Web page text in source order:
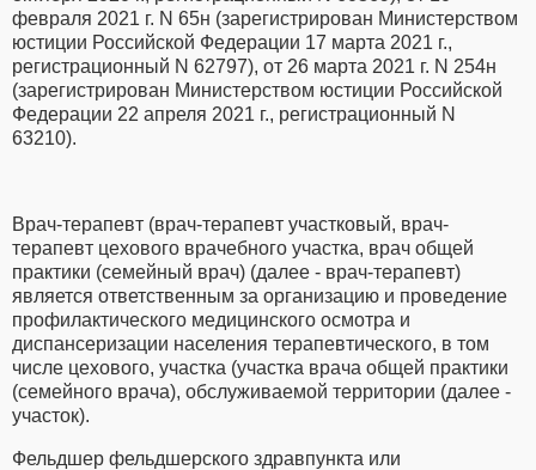
февраля 2021 г. N 65н (зарегистрирован Министерством
юстиции Российской Федерации 17 марта 2021 г.,
регистрационный N 62797), от 26 марта 2021 г. N 254н
(зарегистрирован Министерством юстиции Российской
Федерации 22 апреля 2021 г., регистрационный N
63210).
Врач-терапевт (врач-терапевт участковый, врач-
терапевт цехового врачебного участка, врач общей
практики (семейный врач) (далее - врач-терапевт)
является ответственным за организацию и проведение
профилактического медицинского осмотра и
диспансеризации населения терапевтического, в том
числе цехового, участка (участка врача общей практики
(семейного врача), обслуживаемой территории (далее -
участок).
Фельдшер фельдшерского здравпункта или